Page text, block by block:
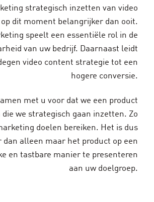
strategisch inzetten van video
dit moment belangrijker dan ooit.
speelt een essentiële rol in de
van uw bedrijf. Daarnaast leidt
video content strategie tot een
hogere conversie.
met u voor dat we een product
die we strategisch gaan inzetten. Zo
doelen bereiken. Het is dus
dan alleen maar het product op een
en tastbare manier te presenteren
aan uw doelgroep.